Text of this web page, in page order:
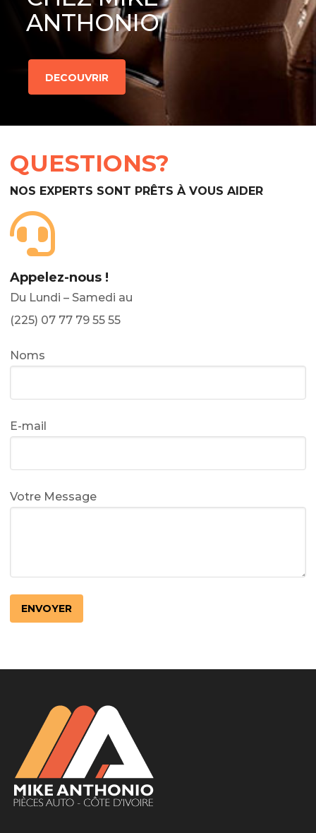
ANTHONIO
DECOUVRIR
QUESTIONS?
NOS EXPERTS SONT PRÊTS À VOUS AIDER
Appelez-nous !
Du Lundi – Samedi au
(225) 07 77 79 55 55
Noms
E-mail
Votre Message
LotoMart
Бай Лото
escort barcelone
https://intimaties.net/es/category/woman-used-
used-panties-es/
eros houston
albanianescort